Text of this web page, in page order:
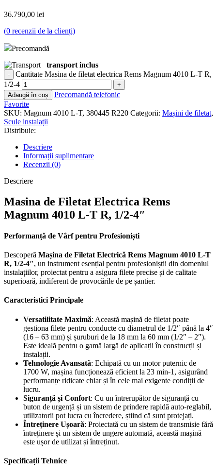
36.790,00 lei
(0 recenzii de la clienți)
Precomandă
transport inclus
Cantitate Masina de filetat electrica Rems Magnum 4010 L-T R,
1/2-4
Adaugă în coș
Precomandă telefonic
Favorite
SKU: Magnum 4010 L-T, 380445 R220 Categorii: Mașini de filetat,
Scule instalații
Distribuie:
Descriere
Informații suplimentare
Recenzii (0)
Descriere
Masina de Filetat Electrica Rems
Magnum 4010 L-T R, 1/2-4″
Performanță de Vârf pentru Profesioniști
Descoperă Mașina de Filetat Electrică Rems Magnum 4010 L-T
R, 1/2-4″, un instrument esențial pentru profesioniștii din domeniul
instalațiilor, proiectat pentru a asigura filete precise și de calitate
superioară, indiferent de provocările de pe șantier.
Caracteristici Principale
Versatilitate Maximă: Această mașină de filetat poate
gestiona filete pentru conducte cu diametrul de 1/2″ până la 4″
(16 – 63 mm) și șuruburi de la 18 mm la 60 mm (1/2″ – 2″).
Este ideală pentru o gamă largă de aplicații în construcții și
instalații.
Tehnologie Avansată: Echipată cu un motor puternic de
1700 W, mașina funcționează eficient la 23 min-1, asigurând
performanțe ridicate chiar și în cele mai exigente condiții de
lucru.
Siguranță și Confort: Cu un întrerupător de siguranță cu
buton de urgență și un sistem de prindere rapidă auto-reglabil,
utilizatorii pot lucra cu încredere, știind că sunt protejați.
Întreținere Ușoară: Proiectată cu un sistem de transmisie fără
întreținere și un sistem de ungere automată, această mașină
este ușor de utilizat și întreținut.
Specificații Tehnice